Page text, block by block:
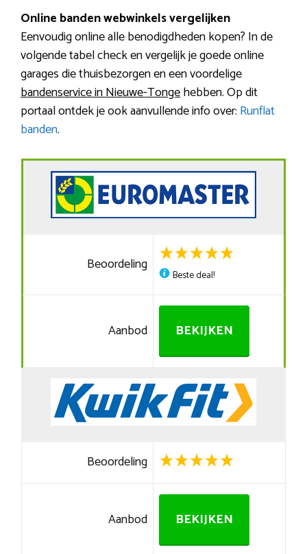
Online banden webwinkels vergelijken
Eenvoudig online alle benodigdheden kopen? In de
volgende tabel check en vergelijk je goede online
garages die thuisbezorgen en een voordelige
bandenservice in Nieuwe-Tongehebben. Op dit
portaal ontdek je ook aanvullende info over: Runflat
banden.
Beoordeling
Beste deal!
Aanbod BEKIJKEN
Beoordeling
Aanbod BEKIJKEN